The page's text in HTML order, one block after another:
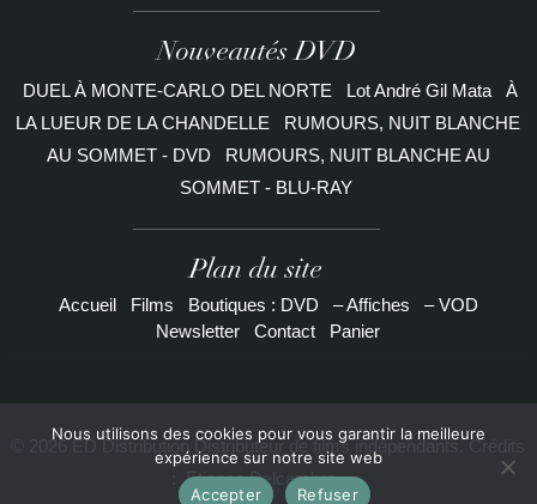
Nouveautés DVD
DUEL À MONTE-CARLO DEL NORTE Lot André Gil Mata
À
LA LUEUR DE LA CHANDELLE
RUMOURS, NUIT BLANCHE
AU SOMMET - DVD
RUMOURS, NUIT BLANCHE AU
SOMMET - BLU-RAY
Plan du site
Accueil Films Boutiques : DVD – Affiches
– VOD
Newsletter
Contact Panier
© 2026 ED Distribution Distributeur de films indépendants. Crédits
Etienne Delcambre
Nous utilisons des cookies pour vous garantir la meilleure
expérience sur notre site web
Accepter
Refuser